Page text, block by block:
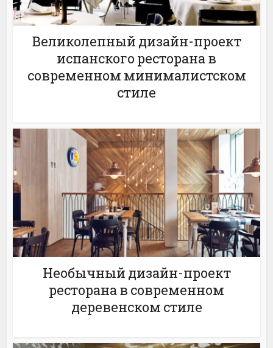
Великолепный дизайн-проект
испанского ресторана в
современном минималистском
стиле
Необычный дизайн-проект
ресторана в современном
деревенском стиле